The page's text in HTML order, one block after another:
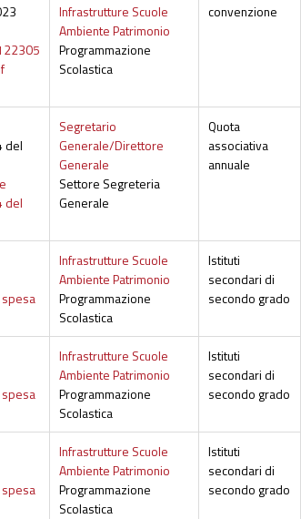
Infrastrutture Scuole
Ambiente Patrimonio
Programmazione
Scolastica
convenzione
del
del
Segretario
Generale/Direttore
Generale
Settore Segreteria
Generale
Quota
associativa
annuale
Infrastrutture Scuole
Ambiente Patrimonio
Programmazione
Scolastica
Istituti
secondari di
secondo grado
Infrastrutture Scuole
Ambiente Patrimonio
Programmazione
Scolastica
Istituti
secondari di
secondo grado
Infrastrutture Scuole
Ambiente Patrimonio
Programmazione
Scolastica
Istituti
secondari di
secondo grado